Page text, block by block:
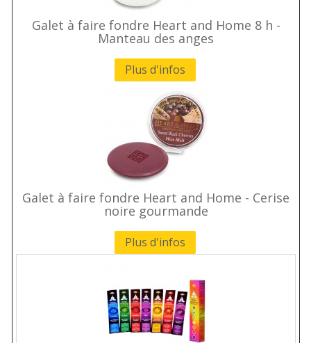
Galet à faire fondre Heart and Home 8 h -
Manteau des anges
Plus d'infos
Galet à faire fondre Heart and Home - Cerise
noire gourmande
Plus d'infos